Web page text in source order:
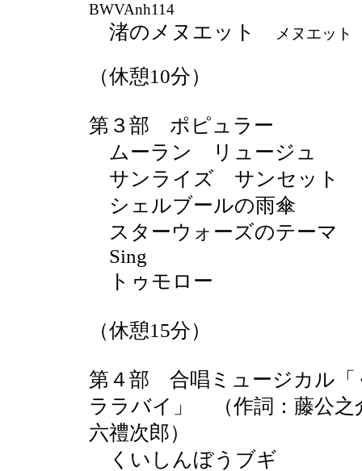
BWVAnh114
渚のメヌエット メヌエッ
（休憩10分）
第３部 ポピュラー
ムーラン リュージュ
サンライズ サンセット
シェルブールの雨傘
スターウォーズのテーマ
Sing
トゥモロー
（休憩15分）
第４部 合唱ミュージカル「
ララバイ」 （作詞：藤公之
六禮次郎）
くいしんぼうブギ